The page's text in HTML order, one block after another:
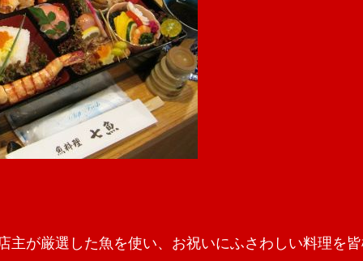
主が厳選した魚を使い、お祝いにふさわしい料理を